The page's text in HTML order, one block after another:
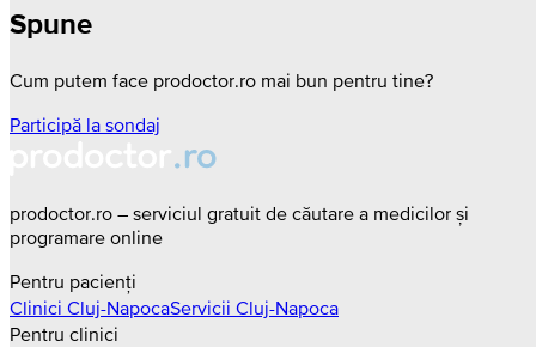
Spune
Cum putem face prodoctor.ro mai bun pentru tine?
Participă la sondaj
prodoctor.ro – serviciul gratuit de căutare a medicilor și
programare online
Pentru pacienți
Clinici Cluj-NapocaServicii Cluj-Napoca
Pentru clinici